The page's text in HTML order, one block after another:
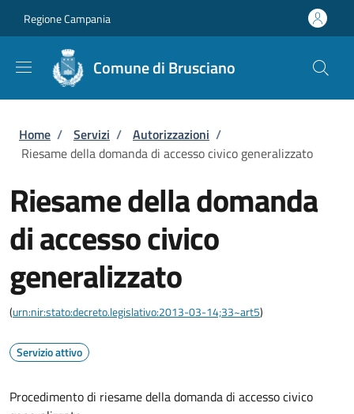
Regione Campania
Comune di Brusciano
Briciole di pane
Home / Servizi / Autorizzazioni /
Riesame della domanda di accesso civico generalizzato
Riesame della domanda
di accesso civico
generalizzato
(urn:nir:stato:decreto.legislativo:2013-03-14;33~art5)
Servizio attivo
Procedimento di riesame della domanda di accesso civico